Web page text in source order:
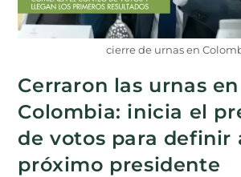
cierre de urnas en
Cerraron las urnas en
Colombia: inicia el
de votos para definir
próximo presidente